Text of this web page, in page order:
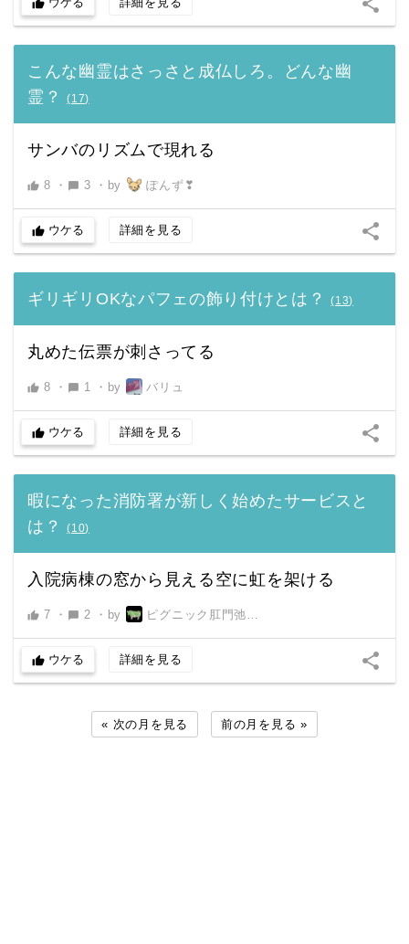
thumb_up
こんな幽霊はさっさと成仏しろ。どんな幽
霊？
(17)
サンバのリズムで現れる
thumb_up 8 ・ chat_bubble 3 ・ by ぽんず❣
thumb_up ウケる 詳細を見る share
ギリギリOKなパフェの飾り付けとは？ (13)
丸めた伝票が刺さってる
thumb_up 8 ・ chat_bubble 1 ・ by バリュ
thumb_up ウケる 詳細を見る share
暇になった消防署が新しく始めたサービスと
は？
(10)
入院病棟の窓から見える空に虹を架ける
thumb_up 7 ・ chat_bubble 2 ・ by ピグニック肛門弛緩男
thumb_up ウケる 詳細を見る share
« 次の月を見る 前の月を見る »